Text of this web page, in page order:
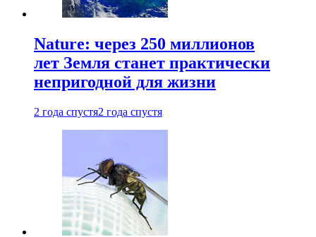
Nature: через 250 миллионов
лет Земля станет практически
непригодной для жизни
2 года спустя2 года спустя